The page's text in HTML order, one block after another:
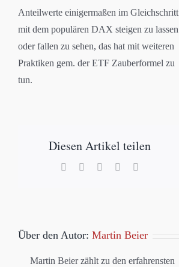
Anteilwerte einigermaßen im Gleichschritt
mit dem populären DAX steigen zu lassen
oder fallen zu sehen, das hat mit weiteren
Praktiken gem. der ETF Zauberformel zu
tun.
Diesen Artikel teilen
Facebook LinkedInWhatsApp
Über den Autor: Martin Beier
Martin Beier zählt zu den erfahrensten